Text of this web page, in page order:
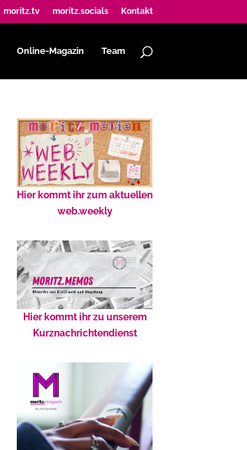
moritz.tv moritz.socials Kontakt
Online-Magazin Team
Hier kommt ihr zum aktuellen
web.weekly
Hier kommt ihr zu unserem
Kurznachrichtendienst